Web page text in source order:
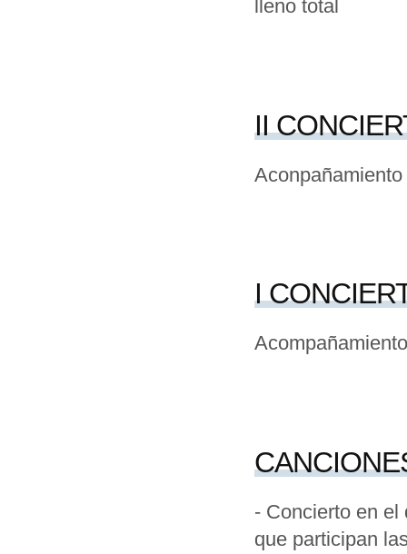
lleno total
II
I
- Concierto en
que participan